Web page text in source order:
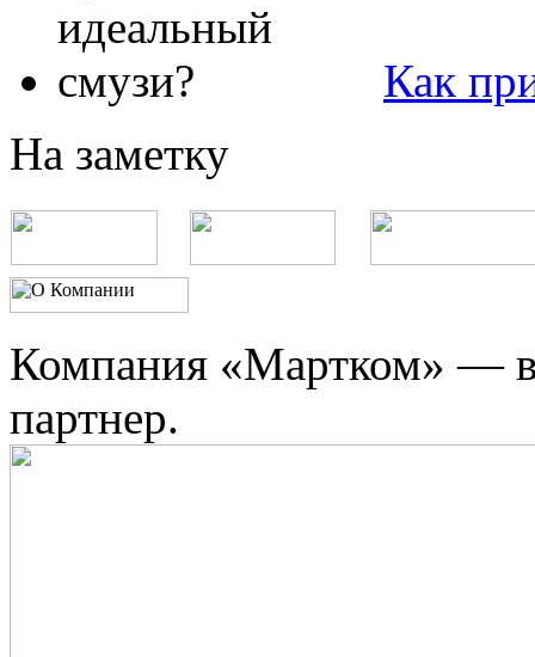
Как
На заметку
Компания «Мартком» —
партнер.